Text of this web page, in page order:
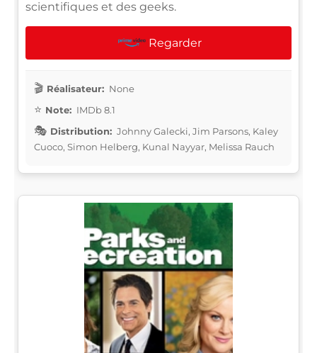
scientifiques et des geeks.
Regarder
Réalisateur: None
Note: IMDb 8.1
Distribution: Johnny Galecki, Jim Parsons, Kaley
Cuoco, Simon Helberg, Kunal Nayyar, Melissa Rauch